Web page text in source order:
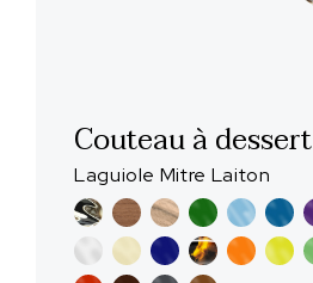
Couteau à dessert
Laguiole Mitre Laiton